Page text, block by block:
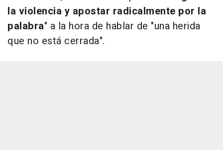
la violencia y apostar radicalmente por la
palabra" a la hora de hablar de "una herida
que no está cerrada".